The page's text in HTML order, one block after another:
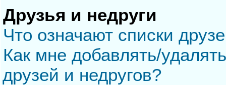
Друзья и недруги
Что означают списки
Как мне добавлять/
друзей и недругов?